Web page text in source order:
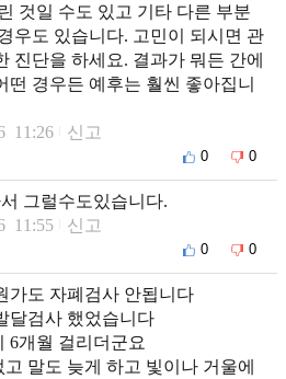
것일 수도 있고 기타 다른 부분
우도 있습니다. 고민이 되시면 관
진단을 하세요. 결과가 뭐든 간에
떤 경우든 예후는 훨씬 좋아집니
11:26 신고
0 0
그럴수도있습니다.
11:55 신고
0 0
가도 자폐검사 안됩니다
달검사 했었습니다
6개월 걸리더군요
말도 늦게 하고 빛이나 거울에